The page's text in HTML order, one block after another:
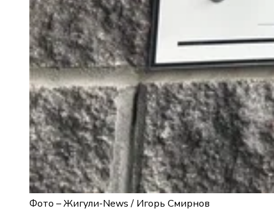
Фото –Жигули-News / Игорь Смирнов